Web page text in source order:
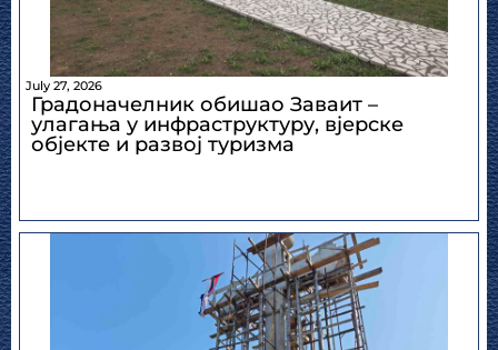
July 27, 2026
Градоначелник обишао Заваит –
улагања у инфраструктуру, вјерске
објекте и развој туризма